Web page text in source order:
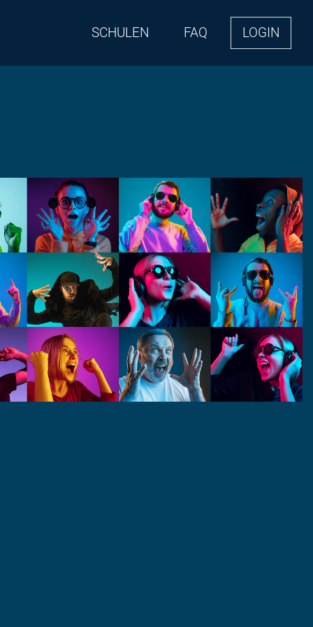
SCHULEN FAQ LOGIN